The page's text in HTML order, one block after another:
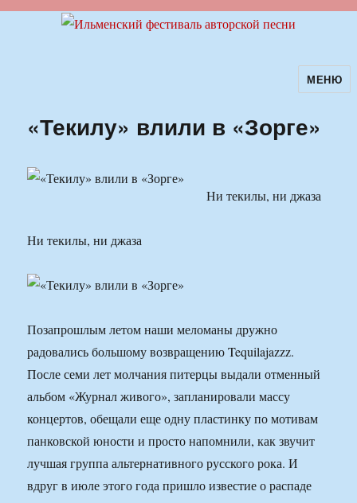
Ильменский фестиваль авторскойМЕНЮ
«Текилу» влили в «Зорге»
Ни текилы, ни джаза
Ни текилы, ни джаза
Позапрошлым летом наши меломаны дружно
радовались большому возвращению Tequilajazzz.
После семи лет молчания питерцы выдали отменный
альбом «Журнал живого», запланировали массу
концертов, обещали еще одну пластинку по мотивам
панковской юности и просто напомнили, как звучит
лучшая группа альтернативного русского рока. И
вдруг в июле этого года пришло известие о распаде